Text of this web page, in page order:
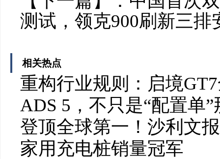
测试，领克900刷新三排
相关热点
重构行业规则：启境
ADS 5，不只是“配置单
登顶全球第一！沙利文
家用充电桩销量冠军